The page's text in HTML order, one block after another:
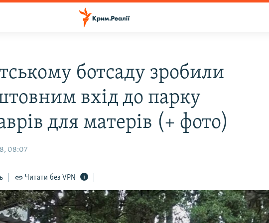
ботсаду зробили
вхід до парку
для матерів (+ фото)
08:07
Читати без VPN